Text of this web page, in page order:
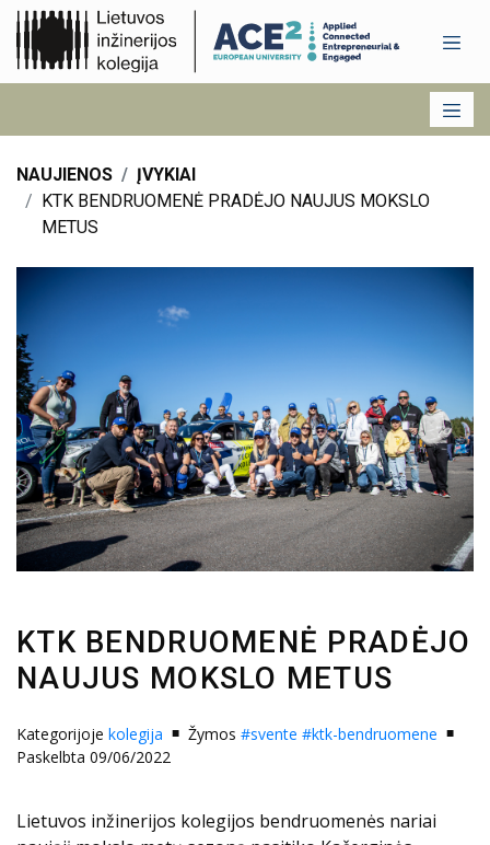
NAUJIENOS
ĮVYKIAI
KTK BENDRUOMENĖ PRADĖJO NAUJUS MOKSLO
METUS
KTK BENDRUOMENĖ PRADĖJO
NAUJUS MOKSLO METUS
Kategorijoje kolegija Žymos #svente #ktk-bendruomene
Paskelbta 09/06/2022
Lietuvos inžinerijos kolegijos bendruomenės nariai